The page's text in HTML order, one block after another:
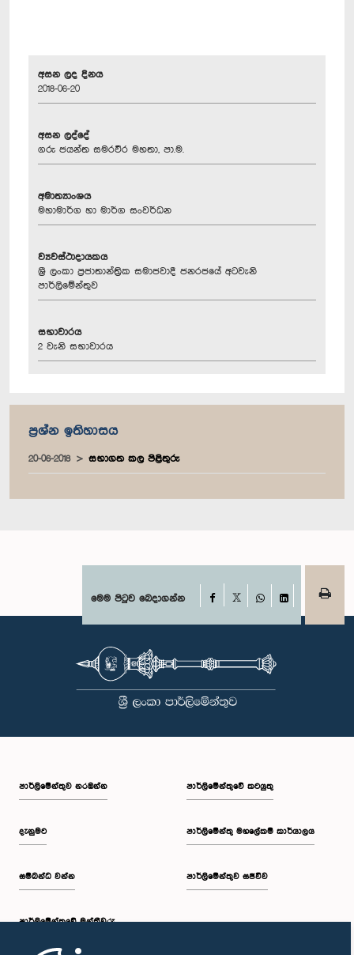
අසන ලද දිනය
2018-06-20
අසන ලද්දේ
ගරු ජයන්ත සමරවීර මහතා, පා.ම.
අමාත්‍යාංශය
මහාමාර්ග හා මාර්ග සංවර්ධන
ව්‍යවස්ථාදායකය
ශ්‍රී ලංකා ප්‍රජාතාන්ත්‍රික සමාජවාදී ජනරජයේ අටවැනි
පාර්ලිමේන්තුව
සභාවාරය
2 වැනි සභාවාරය
ප්‍රශ්න ඉතිහාසය
20-06-2018 සභාගත කල පිළිතුරු
මෙම පිටුව බෙදාගන්න Facebook
WhatsAppLinkedIn
පාර්ලි‌මේන්තුව නරඹන්න
දැනුමට
සම්බන්ධ වන්න
පාර්ලි‌මේන්තුවේ මන්ත්‍රීවරු
පාර්ලිමේන්තුවේ කටයුතු
පාර්ලිමේන්තු මහලේකම් කාර්යාලය
පාර්ලිමේන්තුව සජීවීව